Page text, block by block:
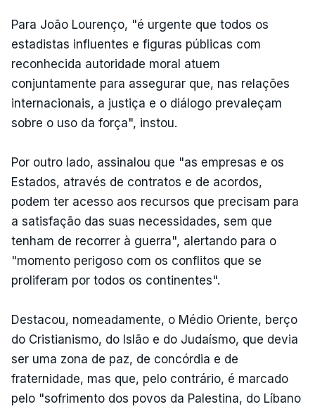
Para João Lourenço, "é urgente que todos os
estadistas influentes e figuras públicas com
reconhecida autoridade moral atuem
conjuntamente para assegurar que, nas relações
internacionais, a justiça e o diálogo prevaleçam
sobre o uso da força", instou.
Por outro lado, assinalou que "as empresas e os
Estados, através de contratos e de acordos,
podem ter acesso aos recursos que precisam para
a satisfação das suas necessidades, sem que
tenham de recorrer à guerra", alertando para o
"momento perigoso com os conflitos que se
proliferam por todos os continentes".
Destacou, nomeadamente, o Médio Oriente, berço
do Cristianismo, do Islão e do Judaísmo, que devia
ser uma zona de paz, de concórdia e de
fraternidade, mas que, pelo contrário, é marcado
pelo "sofrimento dos povos da Palestina, do Líbano